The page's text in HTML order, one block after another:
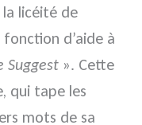
licéité de
d’aide à
Suggest ». Cette
qui tape les
mots de sa